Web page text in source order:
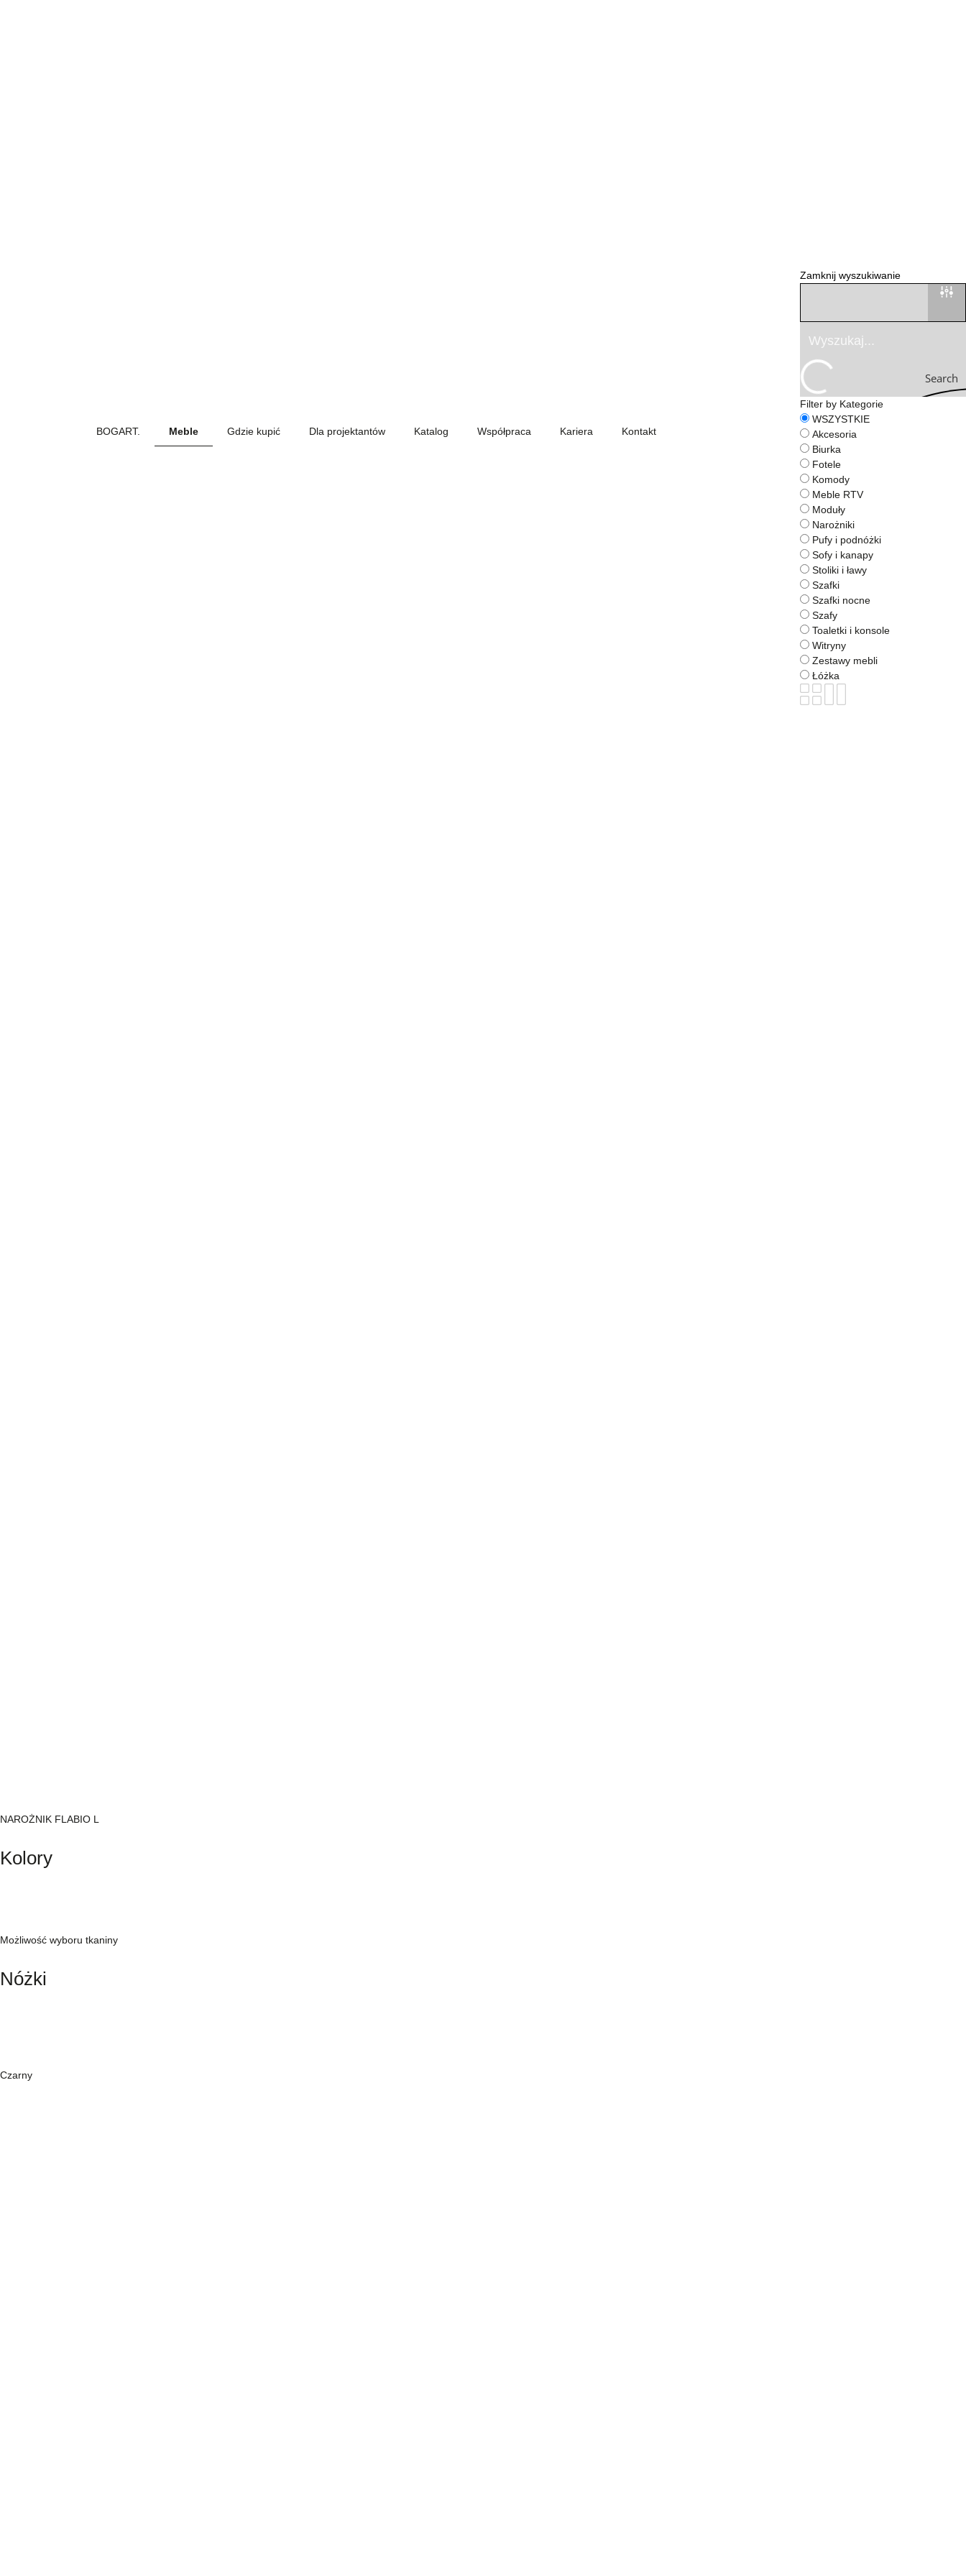
BOGART. Meble Gdzie kupić Dla projektantów Katalog Współpraca Kariera Kontakt
Zamknij wyszukiwanie
Search
Filter by Kategorie
WSZYSTKIE
Akcesoria
Biurka
Fotele
Komody
Meble RTV
Moduły
Narożniki
Pufy i podnóżki
Sofy i kanapy
Stoliki i ławy
Szafki
Szafki nocne
Szafy
Toaletki i konsole
Witryny
Zestawy mebli
Łóżka
NAROŻNIK FLABIO L
Kolory
Możliwość wyboru tkaniny
Nóżki
Czarny